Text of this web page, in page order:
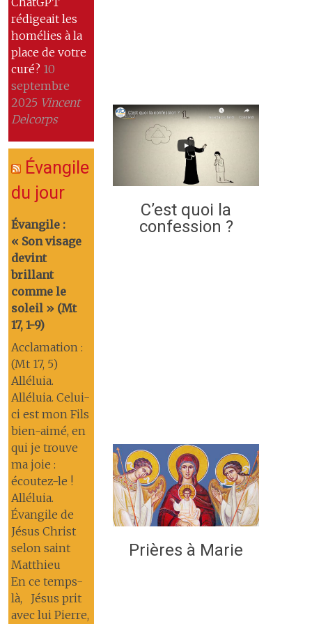
rédigeait les
homélies à la
place de votre
curé? 10
septembre
2025 Vincent
Delcorps
Évangile
du jour
Évangile :
« Son visage
devint
brillant
comme le
soleil » (Mt
17, 1-9)
Acclamation :
(Mt 17, 5)
Alléluia.
Alléluia. Celui-
ci est mon Fils
bien-aimé, en
qui je trouve
ma joie :
écoutez-le !
Alléluia.
Évangile de
Jésus Christ
selon saint
Matthieu
En ce temps-
là, Jésus prit
avec lui Pierre,
C’est quoi la
confession ?
Prières à Marie